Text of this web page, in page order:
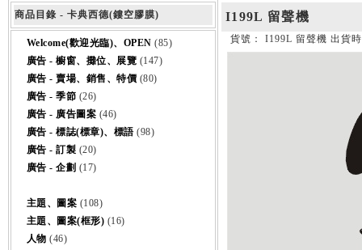
商品目錄 - 卡典西德(鏤空膠膜)
Welcome(歡迎光臨)、OPEN (85)
廣告 - 櫥窗、攤位、展覽 (147)
廣告 - 賣場、銷售、特價 (80)
廣告 - 季節 (26)
廣告 - 廣告圖案 (46)
廣告 - 標誌(標章)、標語(98)
廣告 - 訂製 (20)
廣告 - 企劃 (17)
主題、圖案 (108)
主題、圖案(框形) (16)
人物 (46)
I199L 留聲機
貨號： I199L 留聲機 出貨